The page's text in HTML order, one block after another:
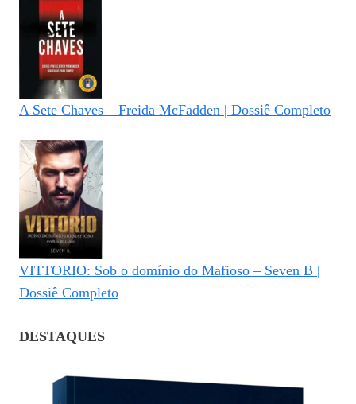
A Sete Chaves – Freida McFadden | Dossiê Completo
VITTORIO: Sob o domínio do Mafioso – Seven B |
Dossiê Completo
DESTAQUES